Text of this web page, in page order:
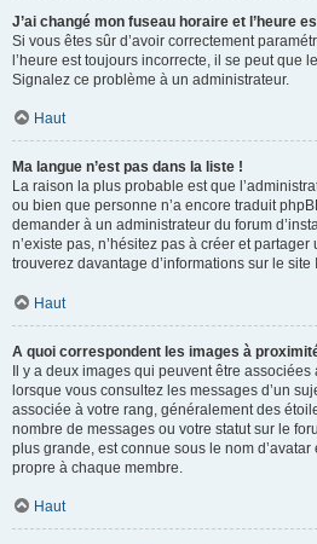
J’ai changé mon fuseau horaire et l’heure
Si vous êtes sûr d’avoir correctement
l’heure est toujours incorrecte, il se peut que
Signalez ce problème à un administrateur.
Haut
Ma langue n’est pas dans la liste !
La raison la plus probable est que
ou bien que personne n’a encore traduit
demander à un administrateur du forum
n’existe pas, n’hésitez pas à créer et
trouverez davantage d’informations sur le site
Haut
A quoi correspondent les images à
Il y a deux images qui peuvent être associées
lorsque vous consultez les messages d’un
associée à votre rang, généralement des
nombre de messages ou votre statut sur le
plus grande, est connue sous le nom
propre à chaque membre.
Haut